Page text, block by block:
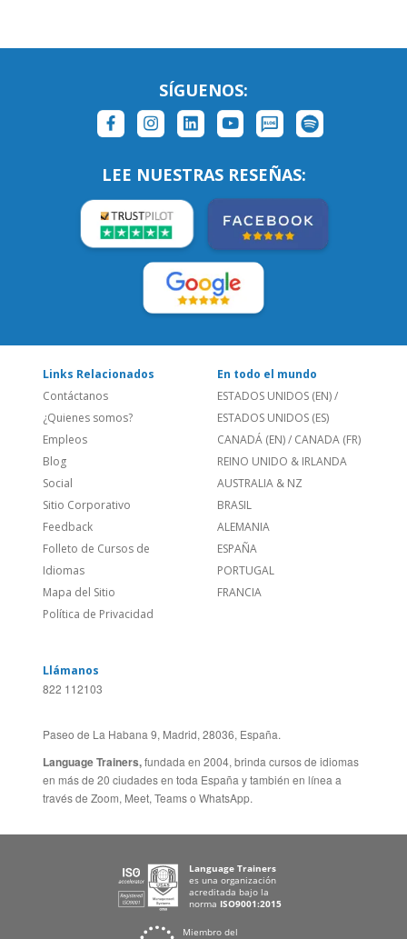
SÍGUENOS:
LEE NUESTRAS RESEÑAS:
Links Relacionados
Contáctanos
¿Quienes somos?
Empleos
Blog
Social
Sitio Corporativo
Feedback
Folleto de Cursos de
Idiomas
Mapa del Sitio
En todo el mundo
ESTADOS UNIDOS (EN)
ESTADOS UNIDOS (ES)
CANADÁ (EN)/CANADA (FR)
REINO UNIDO & IRLANDA
AUSTRALIA & NZ
BRASIL
ALEMANIA
ESPAÑA
PORTUGAL
Llámanos
Paseo de La Habana 9, Madrid, 28036, España.
Language Trainers,fundada en 2004, brinda cursos de idiomas
en más de 20 ciudades en toda España y también en línea a